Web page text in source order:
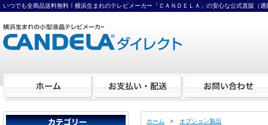
いつでも全商品送料無料！横浜生まれのテレビメーカー「ＣＡＮＤＥＬＡ」の安心な公式直販（通
ホーム > オプション製品